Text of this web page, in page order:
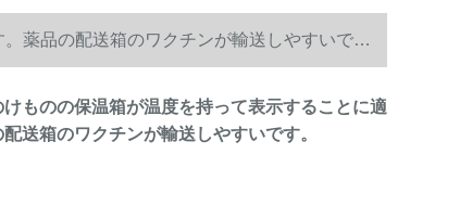
薬品の配送箱のワクチンが輸送しやすいで
ものの保温箱が温度を持って表示することに適
送箱のワクチンが輸送しやすいです。